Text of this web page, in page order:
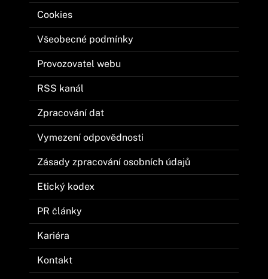
Cookies
Všeobecné podmínky
Provozovatel webu
RSS kanál
Zpracování dat
Vymezení odpovědnosti
Zásady zpracování osobních údajů
Etický kodex
PR články
Kariéra
Kontakt